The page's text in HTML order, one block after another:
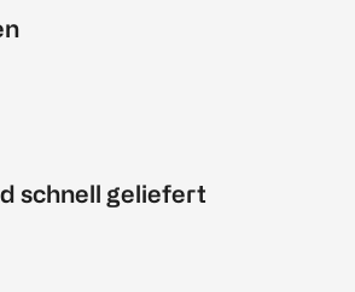
schnell geliefert